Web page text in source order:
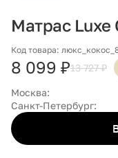
Матрас Luxe
Код товара:
8 099 ₽13 727 ₽
Москва:
Санкт-Петербург: